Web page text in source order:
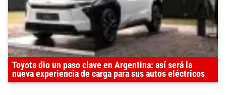
Toyota dio un paso clave en Argentina: así será la
nueva experiencia de carga para sus autos eléctricos